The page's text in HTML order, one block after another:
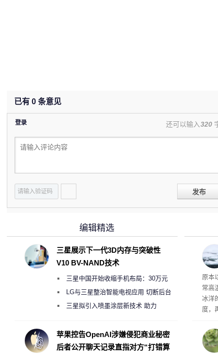
已有 0 条意见
登录 还可以输入320
发布
度
原本
常高
冰洋
度，
编辑精选
三星展示下一代3D内存与突破性
V10 BV-NAND技术
三星中国开始收缩手机布局：30万元
月销售额不达标门店 将被逐步清退
LG与三星整治智能电视应用 切断后台
偷偷共享带宽的违规行为
三星拟引入喷墨涂层新技术 助力
度
苹果控告OpenAI涉嫌侵犯商业秘密
后者公开聊天记录直指对方“打错算